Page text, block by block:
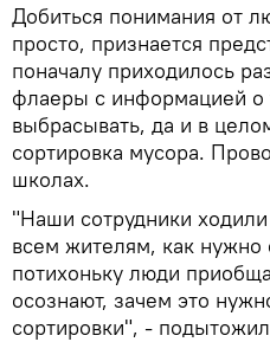
Добиться понимания от
просто, признается
поначалу приходилось
флаеры с информацией о
выбрасывать, да и в
сортировка мусора.
школах.
"Наши сотрудники
всем жителям, как нужно
потихоньку люди
осознают, зачем это
сортировки", -